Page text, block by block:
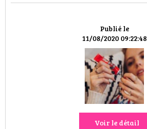
Publié le
11/08/2020 09:22:48
Voir le détail